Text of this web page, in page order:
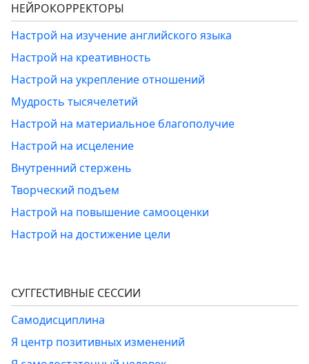
НЕЙРОКОРРЕКТОРЫ
Настрой на изучение английского языка
Настрой на креативность
Настрой на укрепление отношений
Мудрость тысячелетий
Настрой на материальное благополучие
Настрой на исцеление
Внутренний стержень
Творческий подъем
Настрой на повышение самооценки
Настрой на достижение цели
СУГГЕСТИВНЫЕ СЕССИИ
Самодисциплина
Я центр позитивных изменений